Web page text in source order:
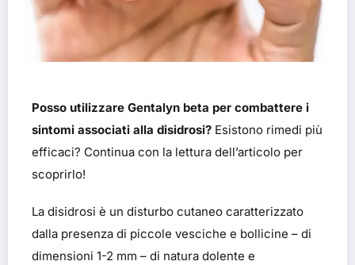
Posso utilizzare Gentalyn beta per combattere i
sintomi associati alla disidrosi? Esistono rimedi più
efficaci? Continua con la lettura dell’articolo per
scoprirlo!
La disidrosi è un disturbo cutaneo caratterizzato
dalla presenza di piccole vesciche e bollicine – di
dimensioni 1-2 mm – di natura dolente e